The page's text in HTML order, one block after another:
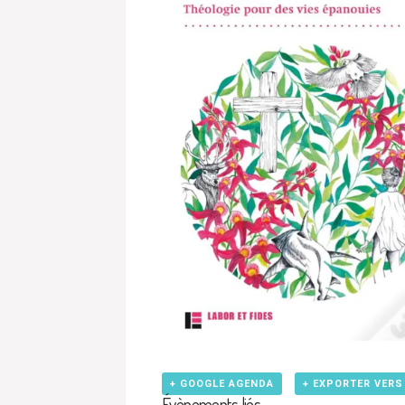
+ GOOGLE AGENDA + EXPORTER